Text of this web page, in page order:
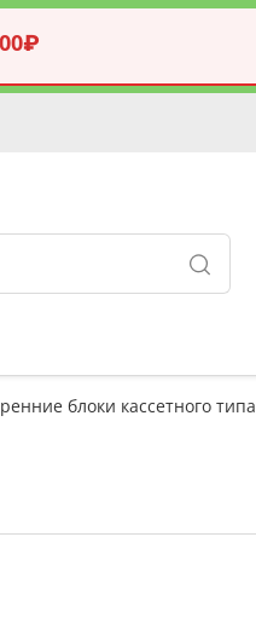
блоки кассетного типа